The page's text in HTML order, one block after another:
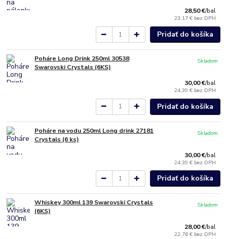
28,50 €/bal
23,17 € bez DPH
Pridať do košíka
Poháre Long Drink 250ml 30538
Swarovski Crystals (6KS)
30,00 €/bal
24,39 € bez DPH
Skladom
Pridať do košíka
Poháre na vodu 250ml Long drink 27181
Crystals (6 ks)
30,00 €/bal
24,39 € bez DPH
Skladom
Pridať do košíka
Whiskey 300ml 139 Swarovski Crystals
(6KS)
28,00 €/bal
22,76 € bez DPH
Skladom